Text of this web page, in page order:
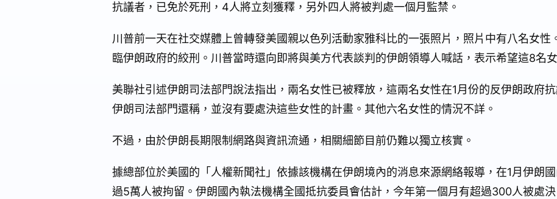
抗議者，已免於死刑，4人將立刻獲釋，另外四人將被判處一個月監禁。
川普前一天在社交媒體上曾轉發美國親以色列活動家雅科比的一張照片，照片中有八名女性
臨伊朗政府的絞刑。川普當時還向即將與美方代表談判的伊朗領導人喊話，表示希望這8名
美聯社引述伊朗司法部門說法指出，兩名女性已被釋放，這兩名女性在1月份的反伊朗政府
伊朗司法部門還稱，並沒有要處決這些女性的計畫。其他六名女性的情況不詳。
不過，由於伊朗長期限制網路與資訊流通，相關細節目前仍難以獨立核實。
據總部位於美國的「人權新聞社」依據該機構在伊朗境內的消息來源網絡報導，在1月伊朗
過5萬人被拘留。伊朗國內執法機構全國抵抗委員會估計，今年第一個月有超過300人被處決